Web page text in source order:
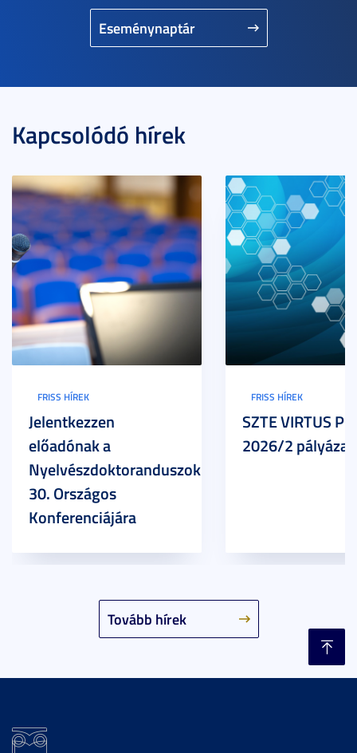
Eseménynaptár
Kapcsolódó hírek
Tovább hírek
FRISS HÍREK
Jelentkezzen
előadónak a
Nyelvészdoktoranduszok
30. Országos
Konferenciájára
FRISS HÍREK
SZTE VIRTUS
2026/2